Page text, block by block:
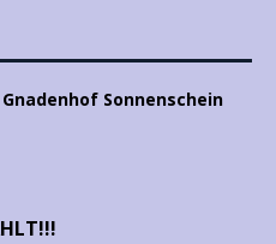
Sonnenschein